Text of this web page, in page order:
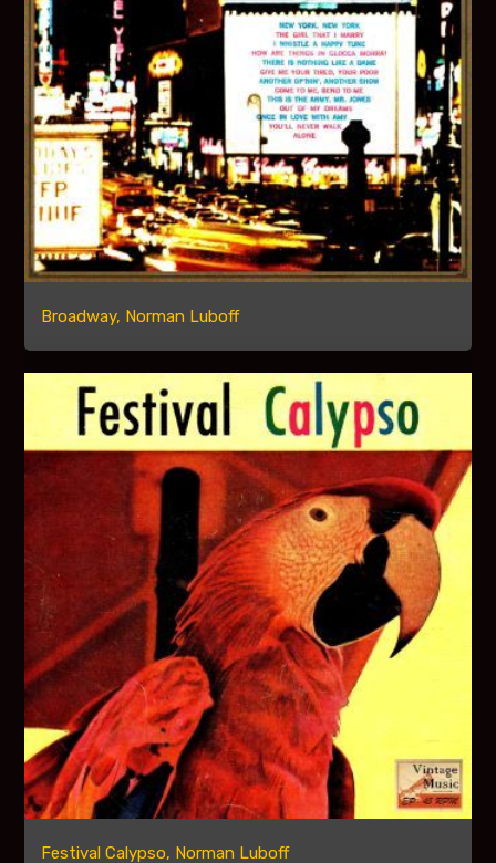
Broadway, Norman Luboff
Festival Calypso, Norman Luboff